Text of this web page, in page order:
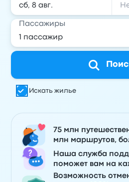
Пассажиры
Искать жилье
75 млн
млн маршрутов,
Наша служба
поможет вам на
Возможность